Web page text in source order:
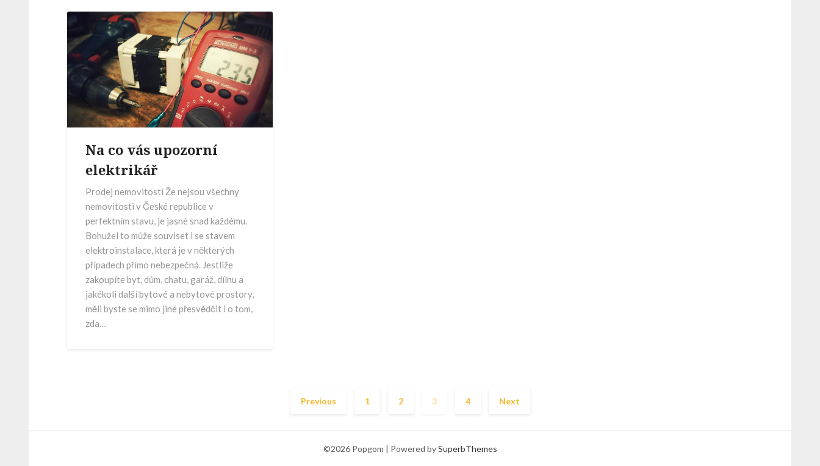
Na co vás upozorní
elektrikář
Prodej nemovitosti Že nejsou všechny
nemovitosti v České republice v
perfektním stavu, je jasné snad každému.
Bohužel to může souviset i se stavem
elektroinstalace, která je v některých
případech přímo nebezpečná. Jestliže
zakoupíte byt, dům, chatu, garáž, dílnu a
jakékoli další bytové a nebytové prostory,
měli byste se mimo jiné přesvědčit i o tom,
zda…
Previous 1 2 3 4 Next
©2026 Popgom | Powered bySuperbThemes